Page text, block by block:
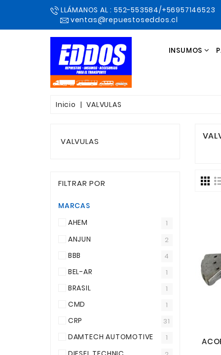
LLÁMANOS AL : 552-553584/+56957146523
ventas@repuestoseddos.cl
INSUMOS
Inicio VALVULAS
VALVULAS
FILTRAR POR
MARCAS
AHEM
1
ANJUN 2
BBB 4
BEL-AR 1
BRASIL 1
CMD 1
CRP 31
DAMTECH AUTOMOTIVE 1